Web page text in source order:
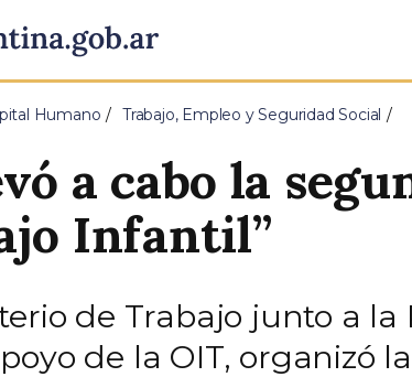
Humano Trabajo, Empleo y Seguridad Social
a cabo la
Infantil”
de Trabajo junto a
de la OIT, organizó